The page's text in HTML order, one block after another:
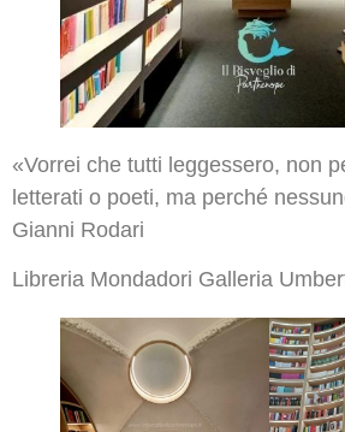
«Vorrei che tutti leggessero, non
letterati o poeti, ma perché
Gianni Rodari
Libreria Mondadori Galleria